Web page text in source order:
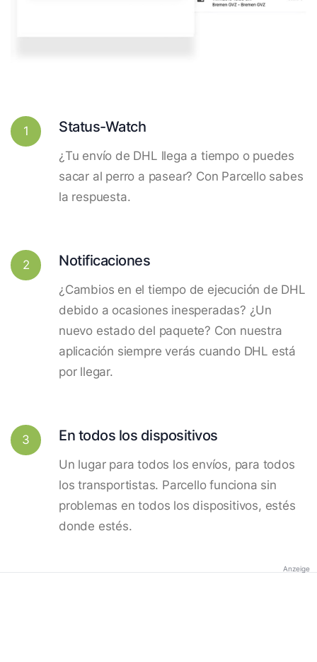
1 Status-Watch
¿Tu envío de DHL llega a tiempo o puedes
sacar al perro a pasear? Con Parcello sabes
la respuesta.
2 Notificaciones
¿Cambios en el tiempo de ejecución de DHL
debido a ocasiones inesperadas? ¿Un
nuevo estado del paquete? Con nuestra
aplicación siempre verás cuando DHL está
por llegar.
3 En todos los dispositivos
Un lugar para todos los envíos, para todos
los transportistas. Parcello funciona sin
problemas en todos los dispositivos, estés
donde estés.
Anzeige